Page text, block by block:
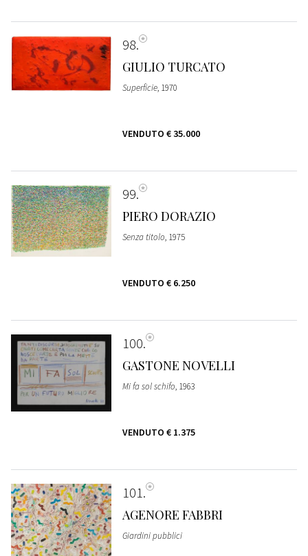
98
GIULIO TURCATO
Superficie, 1970
VENDUTO € 35.000
99
PIERO DORAZIO
Senza titolo, 1975
VENDUTO € 6.250
100
GASTONE NOVELLI
Mi fa sol schifo, 1963
VENDUTO € 1.375
101
AGENORE FABBRI
Giardini pubblici